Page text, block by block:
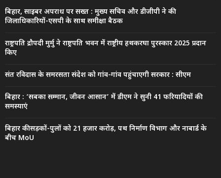
बिहार, साइबर अपराध पर सख्त : मुख्य सचिव और डीजीपी ने की
जिलाधिकारियों-एसपी के साथ समीक्षा बैठक
राष्ट्रपति द्रौपदी मुर्मु ने राष्ट्रपति भवन में राष्ट्रीय हथकरघा पुरस्कार 2025 प्रदान
किए
संत रविदास के समरसता संदेश को गांव-गांव पहुंचाएगी सरकार : सीएम
बिहार : ‘सबका सम्मान, जीवन आसान’ में डीएम ने सुनी 41 फरियादियों की
समस्याएं
बिहार की सड़कों-पुलों को 21 हजार करोड़, पथ निर्माण विभाग और नाबार्ड के
बीच MoU